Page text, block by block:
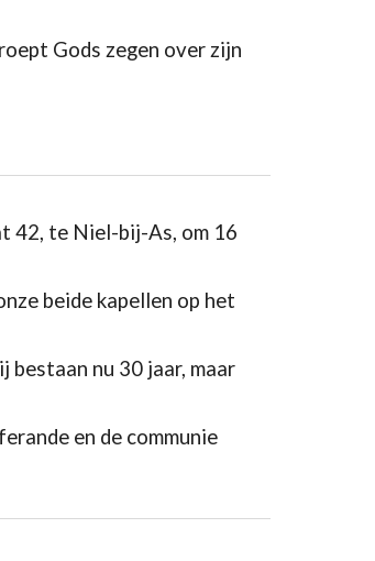
Gods zegen over zijn
42, te Niel-bij-As, om 16
beide kapellen op het
bestaan nu 30 jaar, maar
en de communie